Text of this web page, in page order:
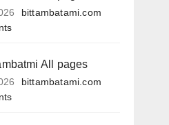
bittambatami.com
All pages
bittambatami.com